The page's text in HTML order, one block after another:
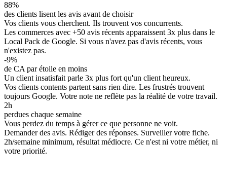
88%
des clients lisent les avis avant de choisir
Vos clients vous cherchent. Ils trouvent vos concurrents.
Les commerces avec +50 avis récents apparaissent 3x plus dans le
Local Pack de Google. Si vous n'avez pas d'avis récents, vous
n'existez pas.
-9%
de CA par étoile en moins
Un client insatisfait parle 3x plus fort qu'un client heureux.
Vos clients contents partent sans rien dire. Les frustrés trouvent
toujours Google. Votre note ne reflète pas la réalité de votre travail.
2h
perdues chaque semaine
Vous perdez du temps à gérer ce que personne ne voit.
Demander des avis. Rédiger des réponses. Surveiller votre fiche.
2h/semaine minimum, résultat médiocre. Ce n'est ni votre métier, ni
votre priorité.